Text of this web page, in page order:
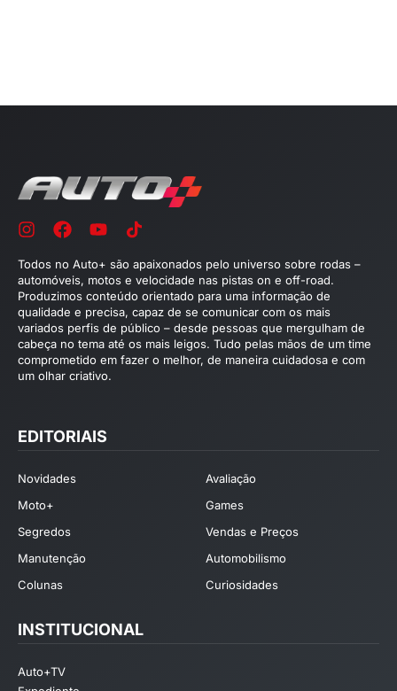
Todos no Auto+ são apaixonados pelo universo sobre rodas –
automóveis, motos e velocidade nas pistas on e off-road.
Produzimos conteúdo orientado para uma informação de
qualidade e precisa, capaz de se comunicar com os mais
variados perfis de público – desde pessoas que mergulham de
cabeça no tema até os mais leigos. Tudo pelas mãos de um time
comprometido em fazer o melhor, de maneira cuidadosa e com
um olhar criativo.
EDITORIAIS
Novidades
Avaliação
Moto+
Games
Segredos
Vendas e Preços
Manutenção
Automobilismo
Colunas
Curiosidades
INSTITUCIONAL
Auto+TV